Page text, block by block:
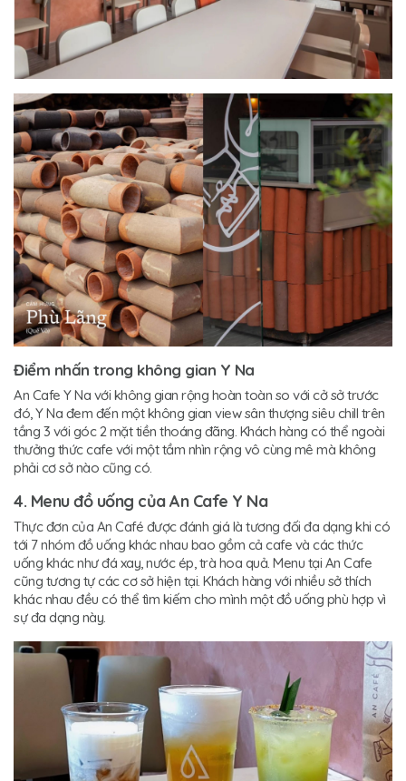
Điểm nhấn trong không gian Y Na
An Cafe Y Na với không gian rộng hoàn toàn so với cở sở trước
đó, Y Na đem đến một không gian view sân thượng siêu chill trên
tầng 3 với góc 2 mặt tiền thoáng đãng. Khách hàng có thể ngoài
thưởng thức cafe với một tầm nhìn rộng vô cùng mê mà không
phải cơ sở nào cũng có.
4. Menu đồ uống của An Cafe Y Na
Thực đơn của An Café được đánh giá là tương đối đa dạng khi có
tới 7 nhóm đồ uống khác nhau bao gồm cả cafe và các thức
uống khác như đá xay, nước ép, trà hoa quả. Menu tại An Cafe
cũng tương tự các cơ sở hiện tại. Khách hàng với nhiều sở thích
khác nhau đều có thể tìm kiếm cho mình một đồ uống phù hợp vì
sự đa dạng này.